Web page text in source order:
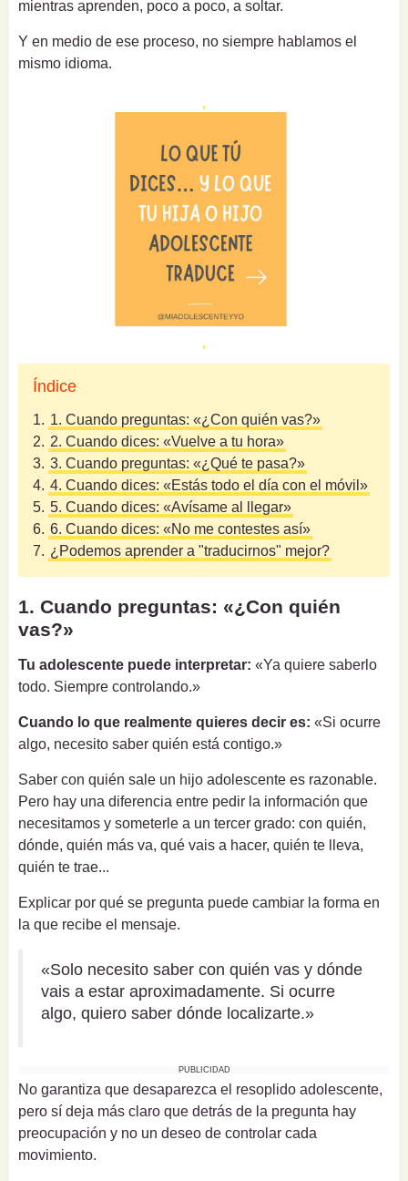
mientras aprenden, poco a poco, a soltar.
Y en medio de ese proceso, no siempre hablamos el
mismo idioma.
Índice
1. 1. Cuando preguntas: «¿Con quién vas?»
2. 2. Cuando dices: «Vuelve a tu hora»
3. 3. Cuando preguntas: «¿Qué te pasa?»
4. 4. Cuando dices: «Estás todo el día con el móvil»
5. 5. Cuando dices: «Avísame al llegar»
6. 6. Cuando dices: «No me contestes así»
7. ¿Podemos aprender a "traducirnos" mejor?
1. Cuando preguntas: «¿Con quién
vas?»
Tu adolescente puede interpretar: «Ya quiere saberlo
todo. Siempre controlando.»
Cuando lo que realmente quieres decir es: «Si ocurre
algo, necesito saber quién está contigo.»
Saber con quién sale un hijo adolescente es razonable.
Pero hay una diferencia entre pedir la información que
necesitamos y someterle a un tercer grado: con quién,
dónde, quién más va, qué vais a hacer, quién te lleva,
quién te trae...
Explicar por qué se pregunta puede cambiar la forma en
la que recibe el mensaje.
«Solo necesito saber con quién vas y dónde
vais a estar aproximadamente. Si ocurre
algo, quiero saber dónde localizarte.»
PUBLICIDAD
No garantiza que desaparezca el resoplido adolescente,
pero sí deja más claro que detrás de la pregunta hay
preocupación y no un deseo de controlar cada
movimiento.